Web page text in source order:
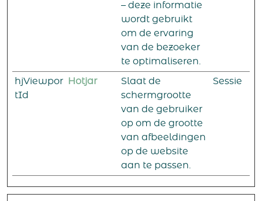
– deze informatie
wordt gebruikt
om de ervaring
van de bezoeker
te optimaliseren.
hjViewpor
tId
Hotjar
Slaat de
schermgrootte
van de gebruiker
op om de grootte
van afbeeldingen
op de website
aan te passen.
Sessie